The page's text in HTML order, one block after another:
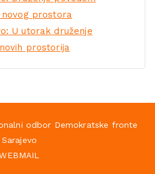
prostora
U utorak druženje
prostorija
odbor Demokratske fronte
Sarajevo